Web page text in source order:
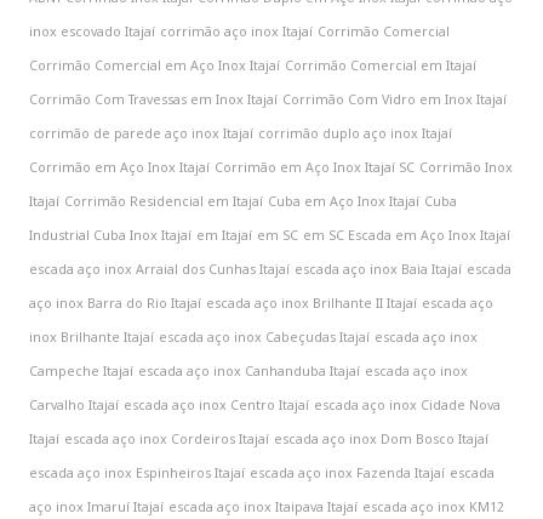
inox escovado Itajaí corrimão aço inox Itajaí Corrimão Comercial
Corrimão Comercial em Aço Inox Itajaí Corrimão Comercial em Itajaí
Corrimão Com Travessas em Inox Itajaí Corrimão Com Vidro em Inox Itajaí
corrimão de parede aço inox Itajaí corrimão duplo aço inox Itajaí
Corrimão em Aço Inox Itajaí Corrimão em Aço Inox Itajaí SC Corrimão Inox
Itajaí Corrimão Residencial em Itajaí Cuba em Aço Inox Itajaí Cuba
Industrial Cuba Inox Itajaí em Itajaí em SC em SC Escada em Aço Inox Itajaí
escada aço inox Arraial dos Cunhas Itajaí escada aço inox Baia Itajaí escada
aço inox Barra do Rio Itajaí escada aço inox Brilhante II Itajaí escada aço
inox Brilhante Itajaí escada aço inox Cabeçudas Itajaí escada aço inox
Campeche Itajaí escada aço inox Canhanduba Itajaí escada aço inox
Carvalho Itajaí escada aço inox Centro Itajaí escada aço inox Cidade Nova
Itajaí escada aço inox Cordeiros Itajaí escada aço inox Dom Bosco Itajaí
escada aço inox Espinheiros Itajaí escada aço inox Fazenda Itajaí escada
aço inox Imaruí Itajaí escada aço inox Itaipava Itajaí escada aço inox KM12